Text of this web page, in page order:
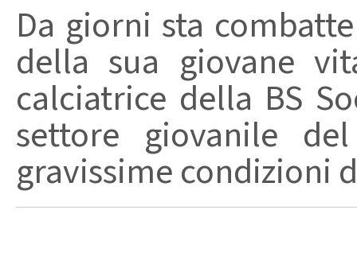
Da giorni sta
della sua giovane
calciatrice della BS
settore giovanile
gravissime condizioni